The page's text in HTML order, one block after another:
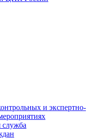
и экспертно-